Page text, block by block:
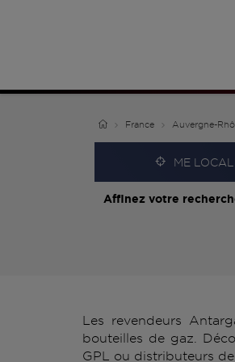
France Auvergne-
ME
Affinez votre
Les revendeurs
bouteilles de gaz.
GPL ou distributeurs